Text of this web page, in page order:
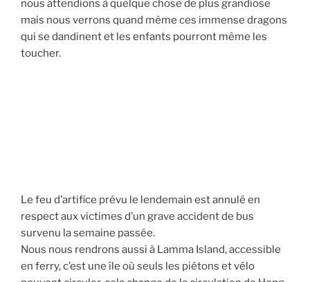
nous attendions à quelque chose de plus grandiose
mais nous verrons quand même ces immense dragons
qui se dandinent et les enfants pourront même les
toucher.
Le feu d’artifice prévu le lendemain est annulé en
respect aux victimes d’un grave accident de bus
survenu la semaine passée.
Nous nous rendrons aussi à Lamma Island, accessible
en ferry, c’est une île où seuls les piétons et vélo